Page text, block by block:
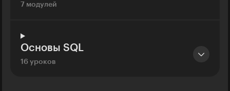
7 модулей
Основы SQL
16 уроков